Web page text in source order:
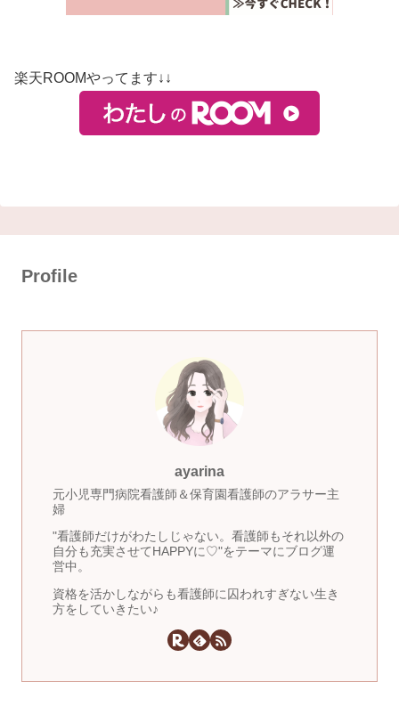
楽天ROOMやってます↓↓
Profile
ayarina
元小児専門病院看護師＆保育園看護師のアラサー主
婦
"看護師だけがわたしじゃない。看護師もそれ以外の
自分も充実させてHAPPYに♡"をテーマにブログ運
営中。
資格を活かしながらも看護師に囚われすぎない生き
方をしていきたい♪